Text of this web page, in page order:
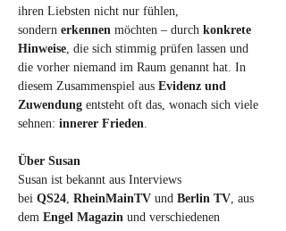
ihren Liebsten nicht nur fühlen,
sondern erkennen möchten – durch konkrete
Hinweise, die sich stimmig prüfen lassen und
die vorher niemand im Raum genannt hat. In
diesem Zusammenspiel aus Evidenz und
Zuwendung entsteht oft das, wonach sich viele
sehnen: innerer Frieden.
Über Susan
Susan ist bekannt aus Interviews
bei QS24, RheinMainTV und Berlin TV, aus
dem Engel Magazin und verschiedenen